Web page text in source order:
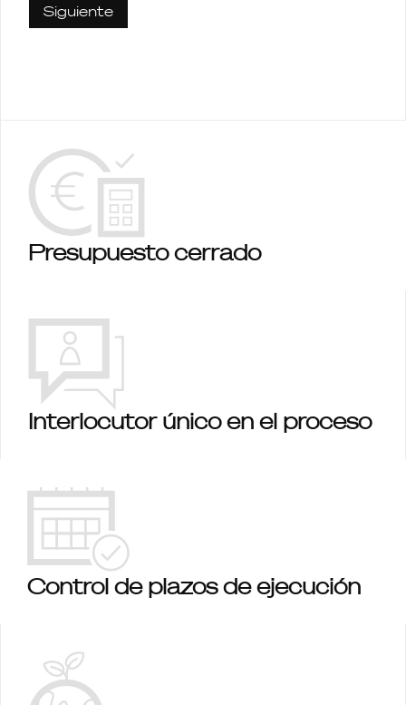
Siguiente
Presupuesto cerrado
Interlocutor único en el proceso
Control de plazos de ejecución